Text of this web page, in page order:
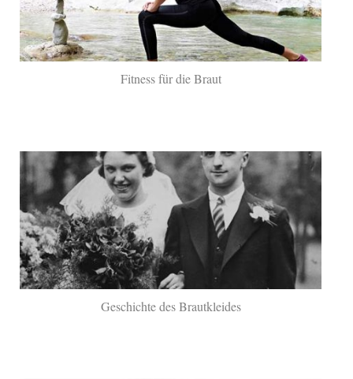
Fitness für die Braut
Geschichte des Brautkleides